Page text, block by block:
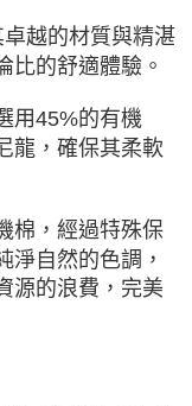
越的材質與精湛
比的舒適體驗。
用45%的有機
龍，確保其柔軟
棉，經過特殊保
淨自然的色調，
源的浪費，完美